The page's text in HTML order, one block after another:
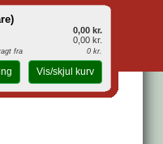
)
0,00 kr.
0,00 kr.
fra 0 kr.
Vis/skjul kurv